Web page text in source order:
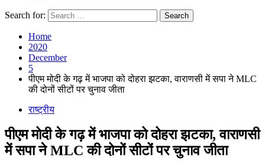
Search for:
Home
2020
December
5
पीएम मोदी के गढ़ में भाजपा को दोहरा झटका, वाराणसी में सपा ने MLC
की दोनों सीटों पर चुनाव जीता
राष्ट्रीय
पीएम मोदी के गढ़ में भाजपा को दोहरा झटका, वाराणसी
में सपा ने MLC की दोनों सीटों पर चुनाव जीता